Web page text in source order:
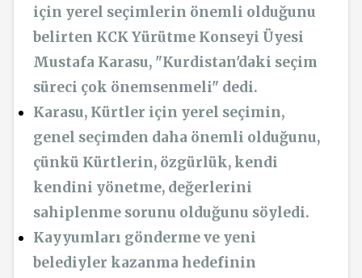
için yerel seçimlerin önemli olduğunu
belirten KCK Yürütme Konseyi Üyesi
Mustafa Karasu, "Kurdistan'daki seçim
süreci çok önemsenmeli" dedi.
Karasu, Kürtler için yerel seçimin,
genel seçimden daha önemli olduğunu,
çünkü Kürtlerin, özgürlük, kendi
kendini yönetme, değerlerini
sahiplenme sorunu olduğunu söyledi.
Kayyumları gönderme ve yeni
belediyler kazanma hedefinin